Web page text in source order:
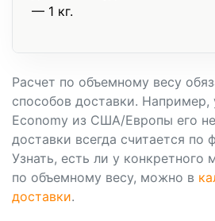
— 1 кг.
Расчет по объемному весу
способов доставки.
Economy из США/Европы его
доставки всегда считается по
Узнать, есть ли у конкретного
по объемному весу, можно в
доставки.